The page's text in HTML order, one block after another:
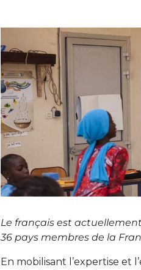
Le français est
36 pays membres de la
En mobilisant l’expertise et